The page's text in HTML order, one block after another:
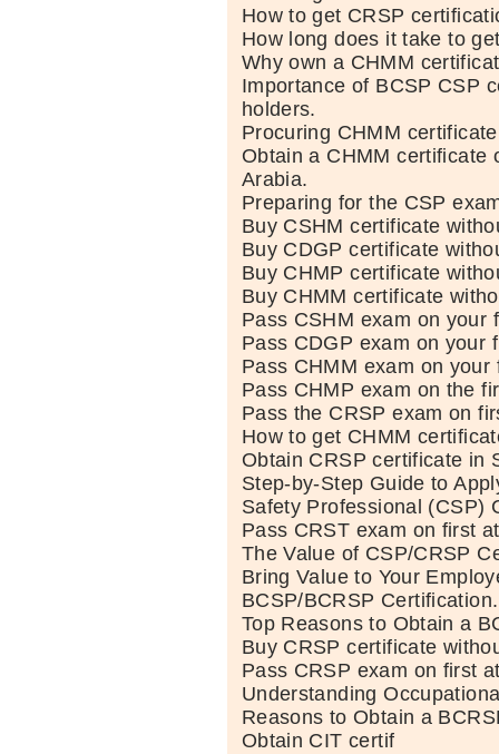
How to get CRSP
How long does it take to
Why own a CHMM
Importance of BCSP CSP
holders.
Procuring CHMM
Obtain a CHMM certificate
Arabia.
Preparing for the CSP
Buy CSHM certificate
Buy CDGP certificate
Buy CHMP certificate
Buy CHMM certificate
Pass CSHM exam on your
Pass CDGP exam on your
Pass CHMM exam on your
Pass CHMP exam on the
Pass the CRSP exam on
How to get CHMM
Obtain CRSP certificate in
Step-by-Step Guide to
Safety Professional (CSP)
Pass CRST exam on first
The Value of CSP/CRSP
Bring Value to Your
BCSP/BCRSP Certification.
Top Reasons to Obtain a
Buy CRSP certificate
Pass CRSP exam on first
Understanding
Reasons to Obtain a
Obtain CIT certif